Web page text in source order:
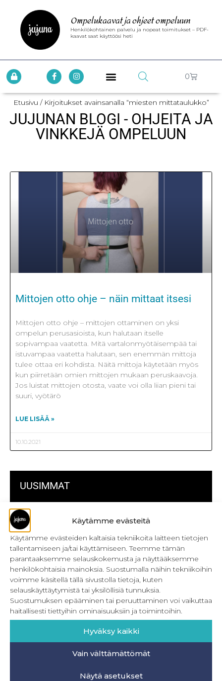
Käytämme evästeitä
Käytämme evästeiden kaltaisia tekniikoita laitteen tietojen
tallentamiseen ja/tai käyttämiseen. Teemme tämän
parantaaksemme selauskokemusta ja näyttääksemme
henkilökohtaisia mainoksia. Suostumalla näihin tekniikoihin
voimme käsitellä tällä sivustolla tietoja, kuten
selauskäyttäytymistä tai yksilöllisiä tunnuksia.
Suostumuksen epääminen tai peruuttaminen voi vaikuttaa
haitallisesti tiettyihin ominaisuuksiin ja toimintoihin.
Hyväksy kaikki
Vain välttämättömät
Näytä asetukset
Ompelukaavat ja ohjeet ompeluun
Henkilökohtainen palvelu ja nopeat toimitukset – PDF-
kaavat saat käyttöösi heti
0
Etusivu / Kirjoitukset avainsanalla “miesten mittataulukko”
JUJUNAN BLOGI - OHJEITA JA
VINKKEJÄ OMPELUUN
UUSIMMAT
Kulmikas pussukka kaava Särmä
Bokserikuminauhan ompelu
Metrivetoketjun käyttö
Metrivetoketjun lukon pujottaminen
Onnistu joustavien vaatteiden ompelussa
Laakasauman ompelu saumurilla
Jujunan ompelubingo heinä-joulukuulle
Mittojen otto ohje – näin mittaat itsesi
Mittojen otto ohje – mittojen ottaminen on yksi
ompelun perusasioista, kun halutaan itselle
sopivampaa vaatetta. Mitä vartalonmyötäisempää tai
istuvampaa vaatetta halutaan, sen enemmän mittoja
tulee ottaa eri kohdista. Näitä mittoja käytetään myös
kun piirretään omien mittojen mukaan peruskaavoja.
Jos luistat mittojen otosta, vaate voi olla liian pieni tai
suuri, vyötärö
LUE LISÄÄ »
10.10.2021